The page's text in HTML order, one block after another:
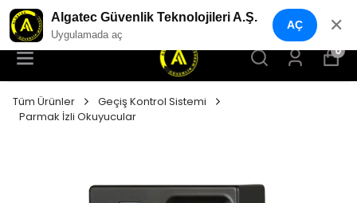
YENI NESIL GÜVENLIK GEÇIŞ SISTEMLERI
0
Tüm Ürünler
Geçiş Kontrol Sistemi
Parmak İzli Okuyucular
Algatec Güvenlik Teknolojileri A.Ş.
Uygulamada aç
AÇ ✕